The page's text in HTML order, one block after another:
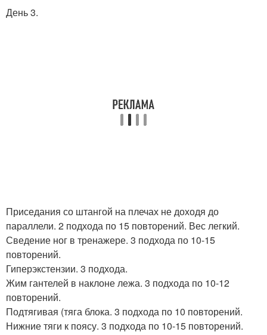
День 3.
Приседания со штангой на плечах не доходя до
параллели. 2 подхода по 15 повторений. Вес легкий.
Сведение ног в тренажере. 3 подхода по 10-15
повторений.
Гиперэкстензии. 3 подхода.
Жим гантелей в наклоне лежа. 3 подхода по 10-12
повторений.
Подтягивая (тяга блока. 3 подхода по 10 повторений.
Нижние тяги к поясу. 3 подхода по 10-15 повторений.